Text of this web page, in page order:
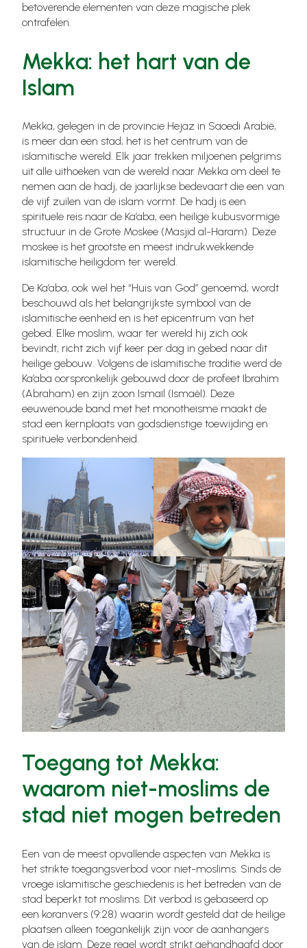
betoverende elementen van deze magische plek
ontrafelen.
Mekka: het hart van de
Islam
Mekka, gelegen in de provincie Hejaz in Saoedi Arabië,
is meer dan een stad; het is het centrum van de
islamitische wereld. Elk jaar trekken miljoenen pelgrims
uit alle uithoeken van de wereld naar Mekka om deel te
nemen aan de hadj, de jaarlijkse bedevaart die een van
de vijf zuilen van de islam vormt. De hadj is een
spirituele reis naar de Ka’aba, een heilige kubusvormige
structuur in de Grote Moskee (Masjid al-Haram). Deze
moskee is het grootste en meest indrukwekkende
islamitische heiligdom ter wereld.
De Ka’aba, ook wel het “Huis van God” genoemd, wordt
beschouwd als het belangrijkste symbool van de
islamitische eenheid en is het epicentrum van het
gebed. Elke moslim, waar ter wereld hij zich ook
bevindt, richt zich vijf keer per dag in gebed naar dit
heilige gebouw. Volgens de islamitische traditie werd de
Ka’aba oorspronkelijk gebouwd door de profeet Ibrahim
(Abraham) en zijn zoon Ismaïl (Ismaël). Deze
eeuwenoude band met het monotheïsme maakt de
stad een kernplaats van godsdienstige toewijding en
spirituele verbondenheid.
Toegang tot Mekka:
waarom niet-moslims de
stad niet mogen betreden
Een van de meest opvallende aspecten van Mekka is
het strikte toegangsverbod voor niet-moslims. Sinds de
vroege islamitische geschiedenis is het betreden van de
stad beperkt tot moslims. Dit verbod is gebaseerd op
een koranvers (9:28) waarin wordt gesteld dat de heilige
plaatsen alleen toegankelijk zijn voor de aanhangers
van de islam. Deze regel wordt strikt gehandhaafd door